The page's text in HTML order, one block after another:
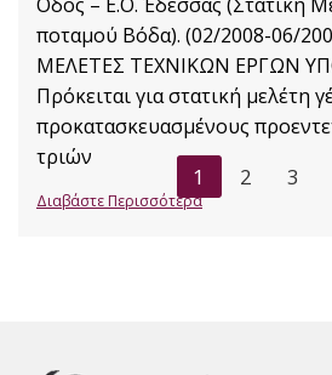
ποταμού Βόδα). (02/2008-06/
ΜΕΛΕΤΕΣ ΤΕΧΝΙΚΩΝ ΕΡΓΩΝ
Πρόκειται για στατική μελέτη
προκατασκευασμένους
τριών
Διαβάστε Περισσότερα
1 2 3